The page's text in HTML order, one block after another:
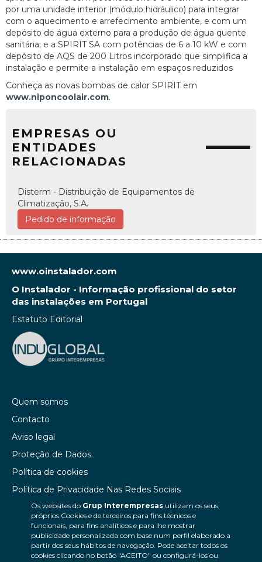
Os websites do Grup Interempresasutilizam os seus
próprios Cookies e de terceiros para fins técnicos e
funcionais, para fins analíticos e para lhe mostrar
publicidade personalizada com base num perfil elaborado a
partir dos seus hábitos de navegação. Pode aceitar todos os
cookies clicando no botão "ACEITO" ou configurá-los ou
por uma unidade interior (módulo hidráulico) para integrar
com o aquecimento e arrefecimento ambiente, e com um
depósito de água externo para a produção de água quente
sanitária; e a SPIRIT SA com potências de 6 a 10 kW e com
depósito de AQS de 200 Litros incorporado que simplifica a
instalação e permite a instalação em espaços reduzidos
Conheça as novas bombas de calor SPIRIT em
www.niponcoolair.com.
EMPRESAS OU
ENTIDADES
RELACIONADAS
Disterm - Distribuição de Equipamentos de
Climatização, S.A.
Pedido de informação
www.oinstalador.com
O Instalador - Informação profissional do setor
das instalações em Portugal
Estatuto Editorial
Quem somos
Contacto
Aviso legal
Proteção de Dados
Política de cookies
Política de Privacidade Nas Redes Sociais
Canal de denúncias
Colaborações editoriais